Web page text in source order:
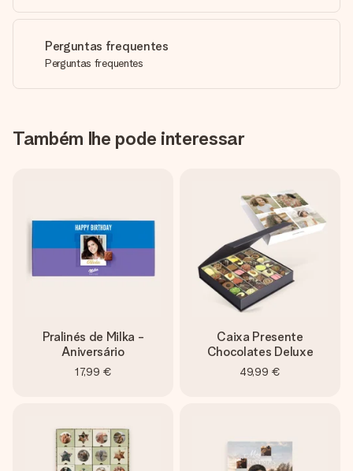
Perguntas frequentes
Perguntas frequentes
Também lhe pode interessar
Pralinés de Milka -
Aniversário
17,99 €
Caixa Presente
Chocolates Deluxe
49,99 €